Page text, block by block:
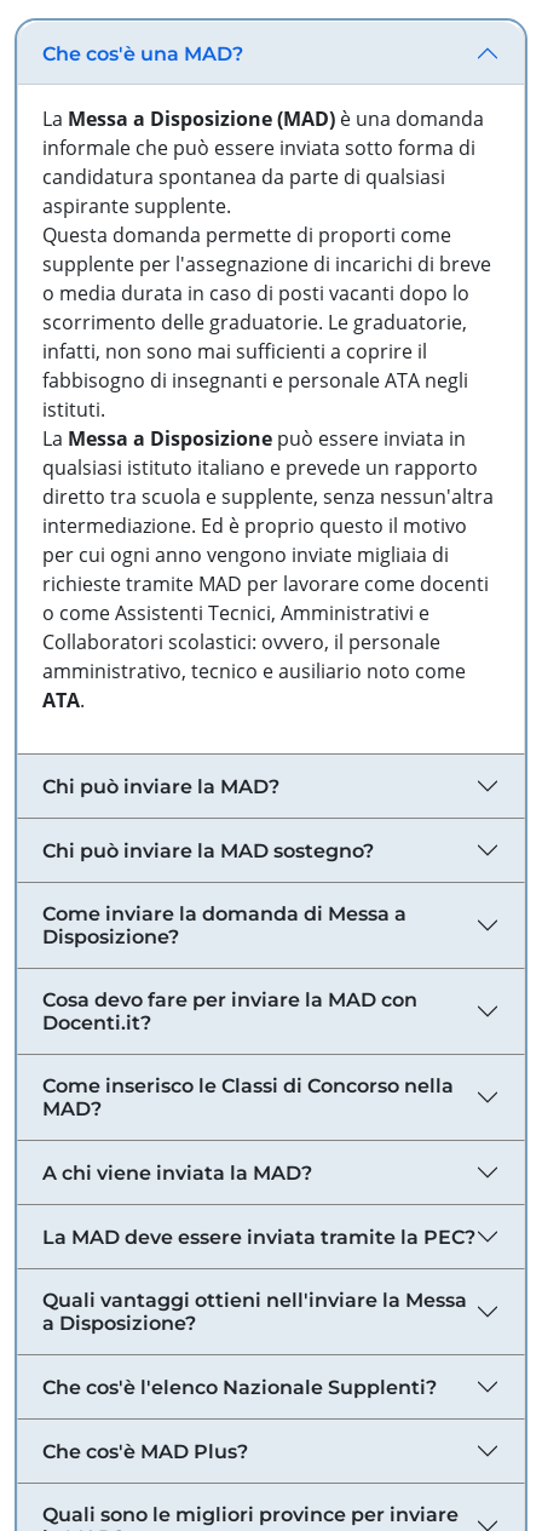
Che cos'è una MAD?
La Messa a Disposizione (MAD) è una domanda
informale che può essere inviata sotto forma di
candidatura spontanea da parte di qualsiasi
aspirante supplente.
Questa domanda permette di proporti come
supplente per l'assegnazione di incarichi di breve
o media durata in caso di posti vacanti dopo lo
scorrimento delle graduatorie. Le graduatorie,
infatti, non sono mai sufficienti a coprire il
fabbisogno di insegnanti e personale ATA negli
istituti.
La Messa a Disposizione può essere inviata in
qualsiasi istituto italiano e prevede un rapporto
diretto tra scuola e supplente, senza nessun'altra
intermediazione. Ed è proprio questo il motivo
per cui ogni anno vengono inviate migliaia di
richieste tramite MAD per lavorare come docenti
o come Assistenti Tecnici, Amministrativi e
Collaboratori scolastici: ovvero, il personale
amministrativo, tecnico e ausiliario noto come
ATA.
Chi può inviare la MAD?
Chi può inviare la MAD sostegno?
Come inviare la domanda di Messa a
Disposizione?
Cosa devo fare per inviare la MAD con
Docenti.it?
Come inserisco le Classi di Concorso nella
MAD?
A chi viene inviata la MAD?
La MAD deve essere inviata tramite la PEC?
Quali vantaggi ottieni nell'inviare la Messa
a Disposizione?
Che cos'è l'elenco Nazionale Supplenti?
Che cos'è MAD Plus?
Quali sono le migliori province per inviare